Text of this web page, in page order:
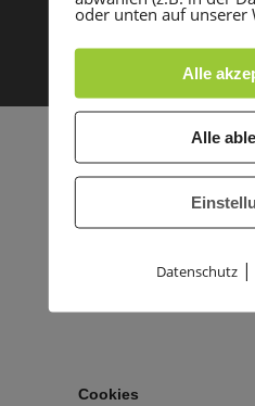
© 2021 TSG Rohrbach |
Cookies
oder unten auf unserer
Alle
Alle
Datenschutz|